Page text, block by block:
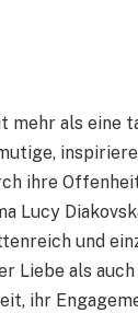
mehr als eine
ihre
Lucy
und
Liebe als
ihr